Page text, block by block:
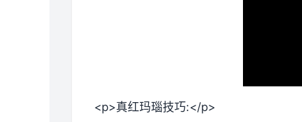
<p>真红玛瑙技巧:</p>